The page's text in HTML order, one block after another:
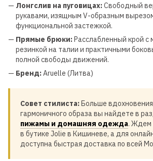
— Лонгслив на пуговицах:Свободный
рукавами, изящным V-образным
функциональной застежкой.
— Прямые брюки:Расслабленный крой с
резинкой на талии и практичными
полной свободы движений.
— Бренд:Aruelle (Литва)
Совет стилиста:Больше
гармоничного образа вы найдете в
пижамы и домашняя одежда. Ждем
в бутике Jolie в Кишиневе, а для
доступна быстрая доставка по всей